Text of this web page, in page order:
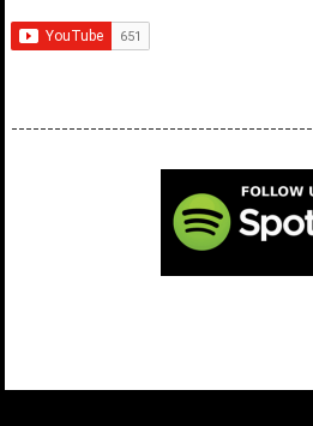
------------------------------------------